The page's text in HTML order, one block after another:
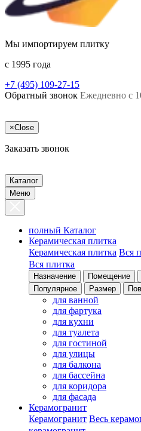
Мы импортируем плитку
c 1995 года
+7 (495) 109-27-15
Обратный звонок Ежедневно с
×Close
Заказать звонок
Каталог
Меню
полный Каталог
Керамическая плитка
Керамическая плитка Вся
Вся плитка
Назначение Помещение
Популярное
Размер
для ванной
для фартука
для кухни
для туалета
для гостиной
для улицы
для балкона
для бассейна
для коридора
для фасада
Керамогранит
Керамогранит Весь